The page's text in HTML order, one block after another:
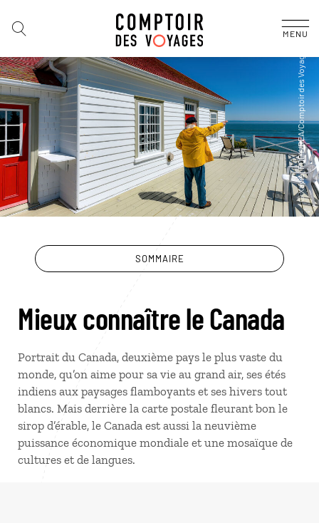
MENU
SOMMAIRE
Mieux connaître le Canada
Portrait du Canada, deuxième pays le plus vaste du
monde, qu’on aime pour sa vie au grand air, ses étés
indiens aux paysages flamboyants et ses hivers tout
blancs. Mais derrière la carte postale fleurant bon le
sirop d’érable, le Canada est aussi la neuvième
puissance économique mondiale et une mosaïque de
cultures et de langues.